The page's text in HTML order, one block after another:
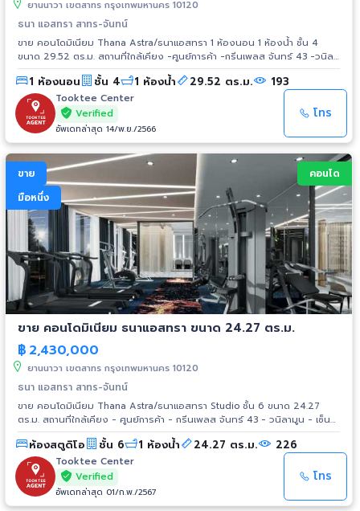
ยานนาวา เขตสาทร กรุงเทพมหานคร 10120
ธนา แอสทรา สาทร-จันทน์
ขาย คอนโดมิเนียม Thana Astra/ธนาแอสทรา 1 ห้องนอน 1 ห้องน้ำ ชั้น 4
ขนาด 29.52 ตร.ม. สถานที่ใกล้เคียง -ศูนย์การค้า -กรีนเพลส จันทร์ 43 -วนิลา
มูน -เซ็นทรัลพลาซา พระราม 3 -เอเชียทีค เดอะ ริเวอร์ฟร้อนท์ -เทอมินัล 21
พระราม 3 -โรบินสันบางรัก -เทสโก้ โลตัส พระราม 3 -โฮมโปร พระราม 3
โรงเรียน -รร.อัสสัมชัญ -รร.กรุงเทพคริสเตียน -รร.นานาชาติโชรส์เบอรี่
-รร.เบญจวรรณศึกษา -รร.พระแม่มารี โรงพยาบาล -รพ.เซนต์หลุยส์ -รพ.เลิด
สิน -รพ.ไทยจักษุ
1 ห้องนอน ชั้น 4 1 ห้องน้ำ 29.52 ตร.ม. 193
Tooktee Center
Verified
อัพเดทล่าสุด 14/พ.ย./2566
โทร
ขาย
มือหนึ่ง
คอนโด
ขาย คอนโดมิเนียม ธนาแอสทรา ขนาด 24.27 ตร.ม.
฿ 2,430,000
ยานนาวา เขตสาทร กรุงเทพมหานคร 10120
ธนา แอสทรา สาทร-จันทน์
ขาย คอนโดมิเนียม Thana Astra/ธนาแอสทรา Studio ชั้น 6 ขนาด 24.27
ตร.ม. สถานที่ใกล้เคียง - ศูนย์การค้า - กรีนเพลส จันทร์ 43 - วนิลามูน - เซ็น
ทรัลพลาซา พระราม 3 - เอเชียทีค เดอะ ริเวอร์ฟร้อนท์ - เทอมินัล 21 พระราม 3
- โรบินสันบางรัก - เทสโก้ โลตัส พระราม 3 - โฮมโปร พระราม 3 โรงเรียน -
รร.อัสสัมชัญ - รร.กรุงเทพคริสเตียน - รร.นานาชาติโชรส์เบอรี่ -
รร.เบญจวรรณศึกษา - รร.พระแม่มารี โรงพยาบาล - รพ.เซนต์หลุยส์ - รพ.เลิด
สิน - รพ.ไทยจักษุ
ห้องสตูดิโอ ชั้น 6 1 ห้องน้ำ 24.27 ตร.ม. 226
Tooktee Center
Verified
อัพเดทล่าสุด 01/ก.พ./2567
โทร